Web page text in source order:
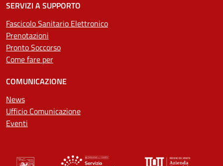
SERVIZI A SUPPORTO
Fascicolo Sanitario Elettronico
Prenotazioni
Pronto Soccorso
Come fare per
COMUNICAZIONE
News
Ufficio Comunicazione
Eventi